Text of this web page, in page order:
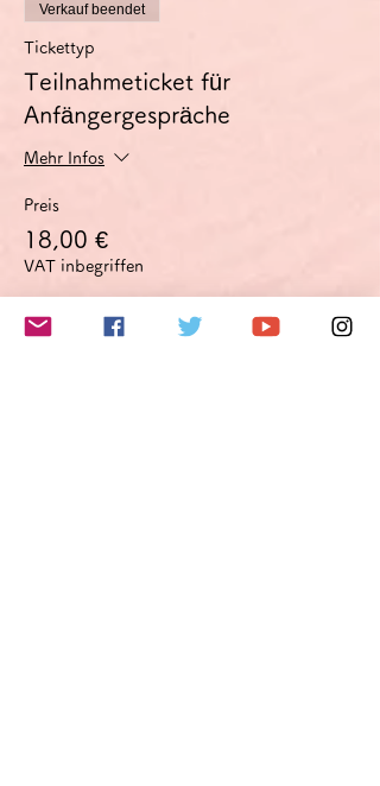
Verkauf beendet
Tickettyp
Teilnahmeticket für
Anfängergespräche
Mehr Infos
Preis
18,00 €
VAT inbegriffen